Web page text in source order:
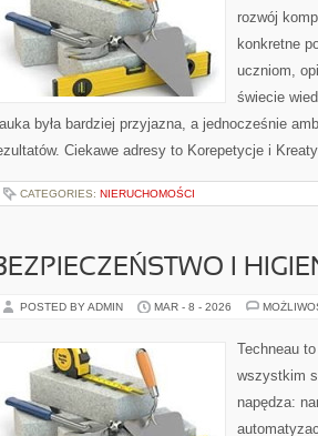
rozwój
konkretne
uczniom,
świecie
była bardziej przyjazna, a jednocześnie
Ciekawe adresy to Korepetycje i
CATEGORIES: NIERUCHOMOŚCI
I
POSTED BY ADMIN MAR - 8 - 2026
Techneau
wszystkim
napędza: